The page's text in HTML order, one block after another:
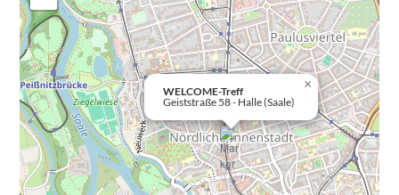
WELCOME-Treff
Geiststraße 58 - Halle (Saale)
×